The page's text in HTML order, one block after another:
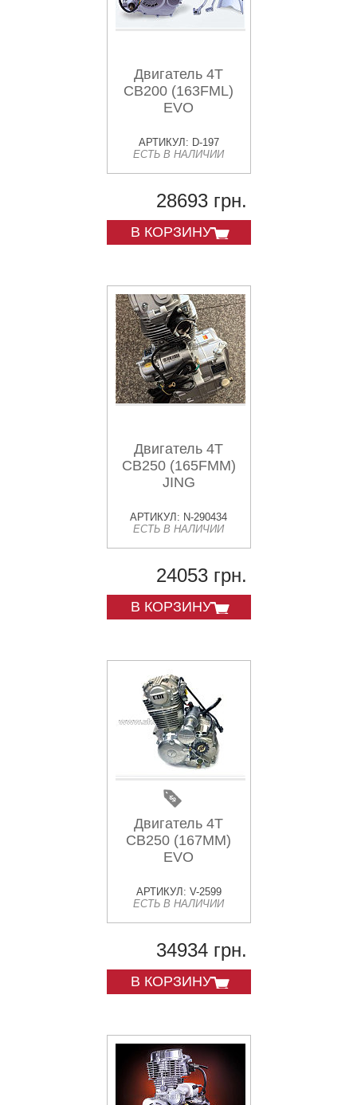
Двигатель 4T
CB200 (163FML)
EVO
АРТИКУЛ: D-197
ЕСТЬ В НАЛИЧИИ
28693 грн.
В КОРЗИНУ
Двигатель 4T
CB250 (165FMM)
JING
АРТИКУЛ: N-290434
ЕСТЬ В НАЛИЧИИ
24053 грн.
В КОРЗИНУ
Двигатель 4T
CB250 (167MM)
EVO
АРТИКУЛ: V-2599
ЕСТЬ В НАЛИЧИИ
34934 грн.
В КОРЗИНУ